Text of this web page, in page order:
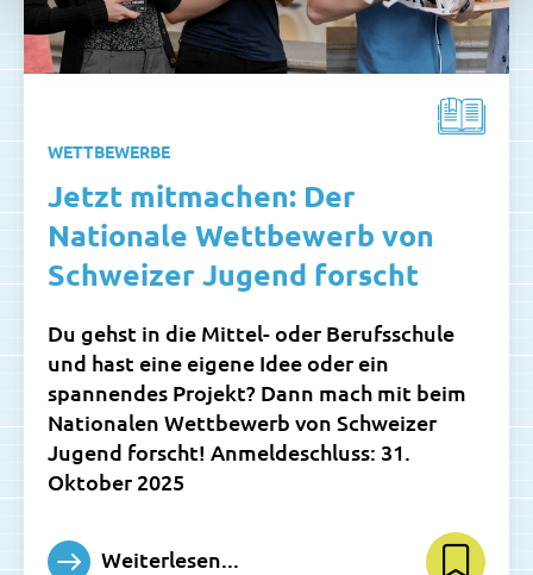
WETTBEWERBE
Jetzt mitmachen: Der
Nationale Wettbewerb von
Schweizer Jugend forscht
Du gehst in die Mittel- oder Berufsschule
und hast eine eigene Idee oder ein
spannendes Projekt? Dann mach mit beim
Nationalen Wettbewerb von Schweizer
Jugend forscht! Anmeldeschluss: 31.
Oktober 2025
Weiterlesen...